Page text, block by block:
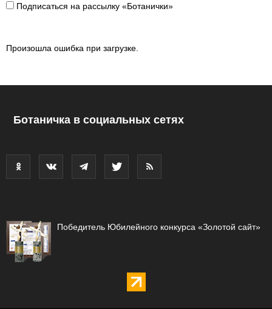
Подписаться на рассылку «Ботанички»
Произошла ошибка при загрузке.
Ботаничка в социальных сетях
Победитель Юбилейного конкурса «Золотой сайт»